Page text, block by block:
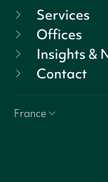
Services
Offices
Insights &
Contact
France